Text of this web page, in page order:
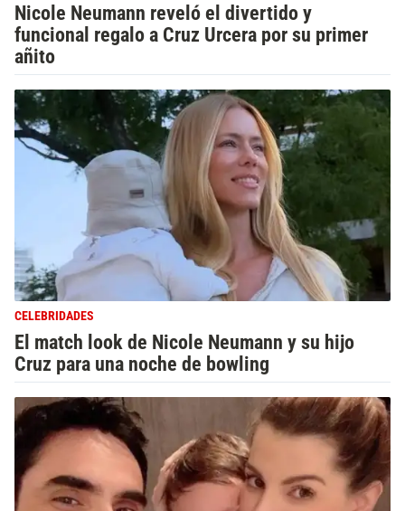
Nicole Neumann reveló el divertido y
funcional regalo a Cruz Urcera por su primer
añito
CELEBRIDADES
El match look de Nicole Neumann y su hijo
Cruz para una noche de bowling